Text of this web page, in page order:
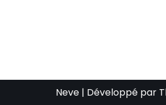
Neve | Développé par